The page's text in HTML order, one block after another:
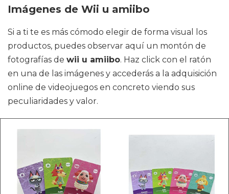
Imágenes de Wii u amiibo
Si a ti te es más cómodo elegir de forma visual los
productos, puedes observar aquí un montón de
fotografías de wii u amiibo. Haz click con el ratón
en una de las imágenes y accederás a la adquisición
online de videojuegos en concreto viendo sus
peculiaridades y valor.